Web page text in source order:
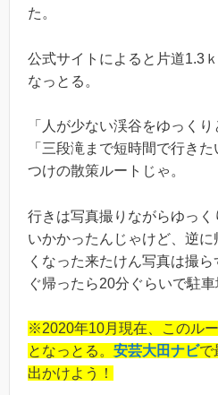
た。
公式サイトによると片道1.3
なっとる。
「人が少ない渓谷をゆっく
「三段滝まで短時間で行き
つけの散策ルートじゃ。
行きは写真撮りながらゆっ
いかかったんじゃけど、逆
くなった来たけん写真は撮
ぐ帰ったら20分ぐらいで駐
※2020年10月現在、このル
となっとる。 安芸大田ナビで
出かけよう！